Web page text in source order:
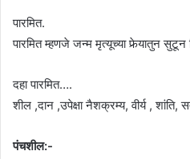
पारमित.
पारमित म्हणजे जन्म मृत्यूच्या फेर्‍यातुन सुटून
दहा पारमित….
शील ,दान ,उपेक्षा नैशक्रम्य, वीर्य , शांति,
पंचशील:-